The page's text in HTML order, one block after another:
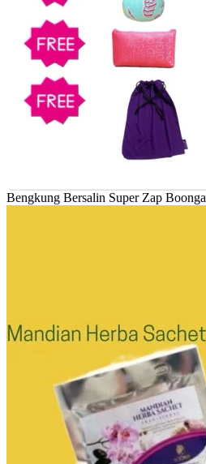
Bengkung Bersalin Super Zap Boonga